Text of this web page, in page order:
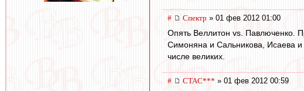
# Спектр » 01 фев 2012 01:00
Опять Веллитон vs. Павлюченко.
Симоняна и Сальникова, Исаева
числе великих.
# CTAC*** » 01 фев 2012 00:59